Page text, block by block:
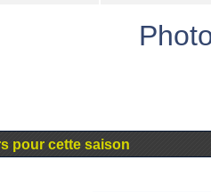
pour cette saison